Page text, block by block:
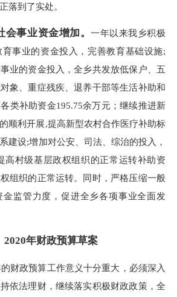
落到了实处。
会事业资金增加。一年以来我乡积极
事业的资金投入，完善教育基础设施;
业的资金投入，全乡共发放低保户、五
象、重症残疾、退养干部等生活补助和
类补助资金195.75余万元；继续推进新
顺利开展,提高新型农村合作医疗补助标
建设;增加对公安、司法、综治的投入，
高村级基层政权组织的正常运转补助资
组织的正常运转。同时，严格压缩一般
监管力度，促进全乡各项事业全面发
2020年财政预算草案
政预算工作意义十分重大，必须深入
依法理财，继续落实积极财政政策，全